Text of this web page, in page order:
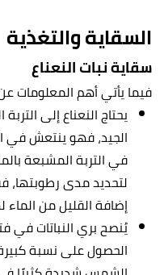
السقاية والتغذية
سقاية نبات النعناع
فيما يأتي أهم المعلومات
يحتاج النعناع إلى
الجيد، فهو ينتعش في
في التربة المشبعة
لتحديد مدى
إضافة القليل من الماء
يُنصح بري النباتات في
الحصول على نسبة